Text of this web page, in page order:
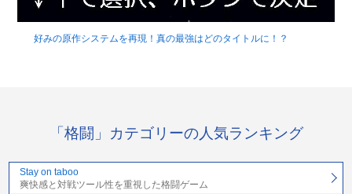
好みの原作システムを再現！真の最強はどのタイトルに！？
「格闘」カテゴリーの人気ランキング
Stay on taboo
爽快感と対戦ツール性を重視した格闘ゲーム